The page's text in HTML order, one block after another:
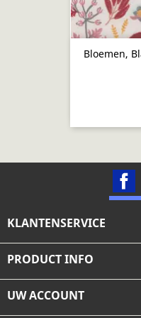
Bloemen,
KLANTENSERVICE
PRODUCT INFO
UW ACCOUNT